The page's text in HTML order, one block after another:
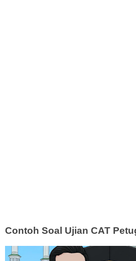
Contoh Soal Ujian CAT